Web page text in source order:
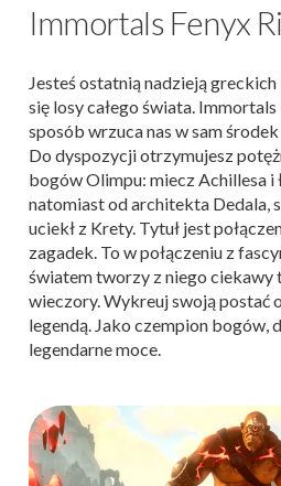
Immortals Fenyx
Jesteś ostatnią nadzieją
się losy całego świata.
sposób wrzuca nas w sam
Do dyspozycji otrzymujesz
bogów Olimpu: miecz Achillesa i
natomiast od architekta Dedala,
uciekł z Krety. Tytuł jest
zagadek. To w połączeniu z
światem tworzy z niego ciekawy
wieczory. Wykreuj swoją postać
legendą. Jako czempion bogów,
legendarne moce.